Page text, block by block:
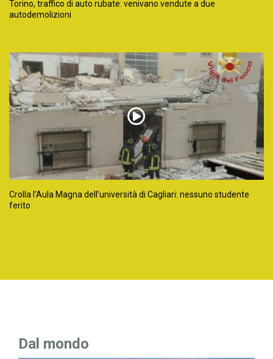
Torino, traffico di auto rubate: venivano vendute a due
autodemolizioni
Crolla l’Aula Magna dell’università di Cagliari: nessuno studente
ferito
Dal mondo